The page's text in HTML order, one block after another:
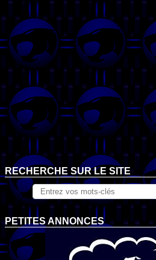
RECHERCHE SUR LE SITE
PETITES ANNONCES